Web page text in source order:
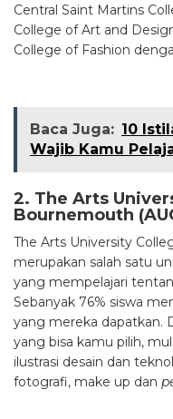
Central Saint Martins
College of Art and
College of Fashion
Baca Juga: 10
Wajib Kamu
2. The Arts
Bournemouth
The Arts University
merupakan salah satu
yang mempelajari
Sebanyak 76% siswa
yang mereka dapatkan.
yang bisa kamu pilih,
ilustrasi desain dan
fotografi, make up dan